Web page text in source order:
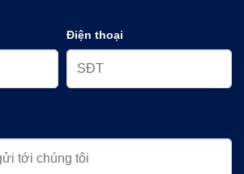
Điện thoại